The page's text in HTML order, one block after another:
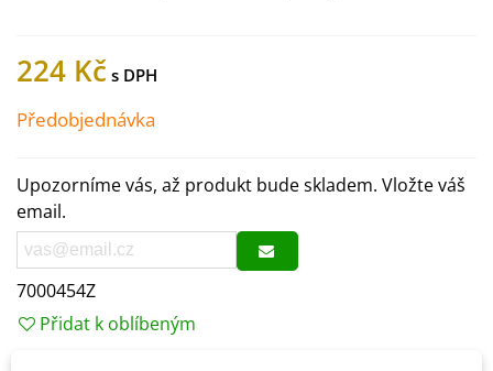
224 Kč
Předobjednávka
Upozorníme vás, až produkt bude skladem. Vložte váš
email.
7000454Z
Přidat k oblíbeným